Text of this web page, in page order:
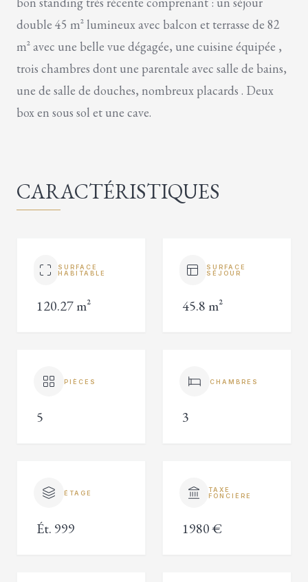
double 45 m² lumineux avec balcon et terrasse de 82
m² avec une belle vue dégagée, une cuisine équipée ,
trois chambres dont une parentale avec salle de bains,
une de salle de douches, nombreux placards . Deux
box en sous sol et une cave.
CARACTÉRISTIQUES
SURFACE
HABITABLE
120.27 m²
SURFACE
SÉJOUR
45.8 m²
PIÈCES
5
CHAMBRES
3
ÉTAGE
Ét. 999
TAXE
FONCIÈRE
1980 €